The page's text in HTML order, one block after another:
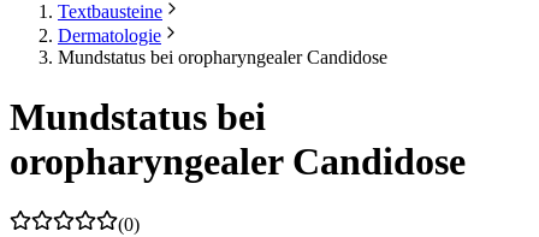
Textbausteine
Dermatologie
Mundstatus bei oropharyngealer Candidose
Mundstatus bei
oropharyngealer Candidose
(0)